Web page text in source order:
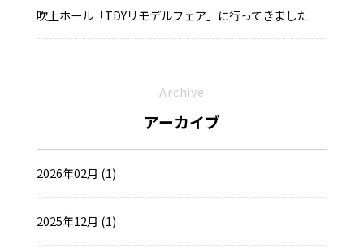
吹上ホール「TDYリモデルフェア」に行ってきました
Archive
アーカイブ
2026年02月 (1)
2025年12月 (1)